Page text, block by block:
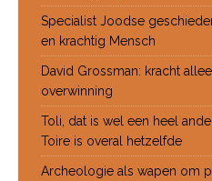
Specialist Joodse
en krachtig Mensch
David Grossman: kracht
overwinning
Toli, dat is wel een heel
Toire is overal hetzelfde
Archeologie als wapen om